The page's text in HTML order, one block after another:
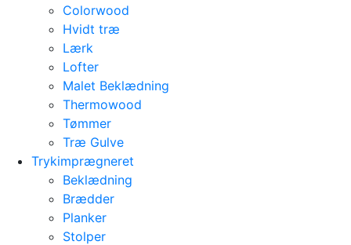
Colorwood
Hvidt træ
Lærk
Lofter
Malet Beklædning
Thermowood
Tømmer
Træ Gulve
Trykimprægneret
Beklædning
Brædder
Planker
Stolper